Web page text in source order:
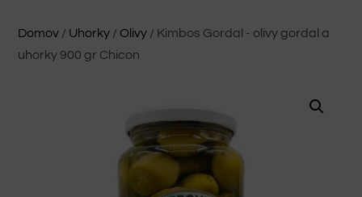
Domov / Uhorky /Olivy / Kimbos Gordal - olivy gordal a
uhorky 900 gr Chicon